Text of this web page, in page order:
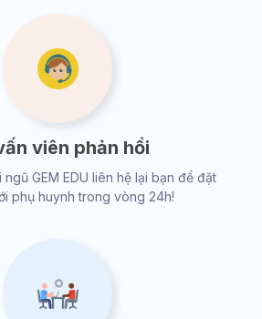
viên phản hồi
GEM EDU liên hệ lại bạn để đặt
phụ huynh trong vòng 24h!